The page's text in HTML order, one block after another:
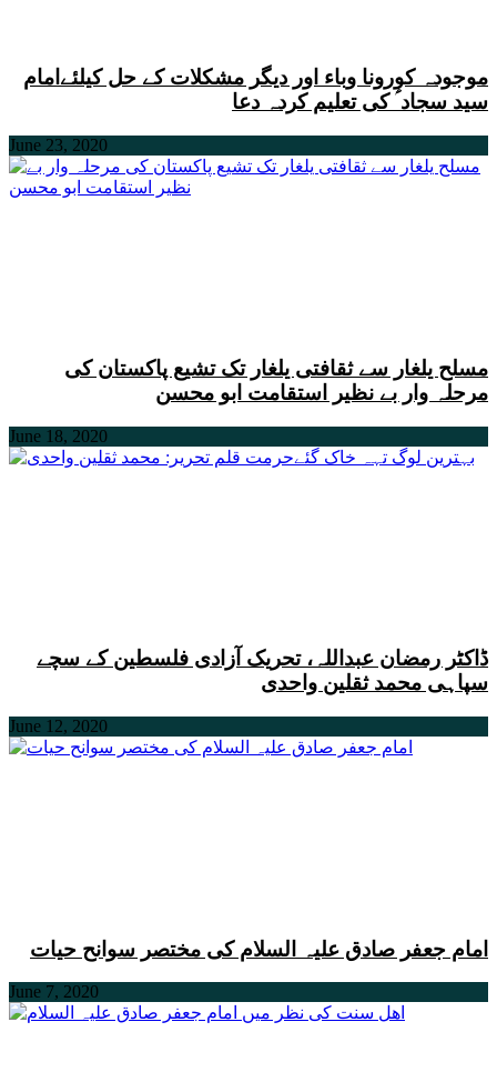
موجودہ کورونا وباء اور دیگر مشکلات کے حل کیلئےامام
سید سجاد ؑ کی تعلیم کردہ دعا
June 23, 2020
مسلح یلغار سے ثقافتی یلغار تک تشیع پاکستان کی
مرحلہ وار بے نظیر استقامت ابو محسن
June 18, 2020
ڈاکٹر رمضان عبداللہ، تحریک آزادی فلسطین کے سچے
سپاہی محمد ثقلین واحدی
June 12, 2020
امام جعفر صادق علیہ السلام کی مختصر سوانح حیات
June 7, 2020